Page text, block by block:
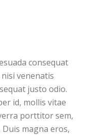
consequat
venenatis
justo odio.
id, mollis vitae
porttitor sem,
magna eros,